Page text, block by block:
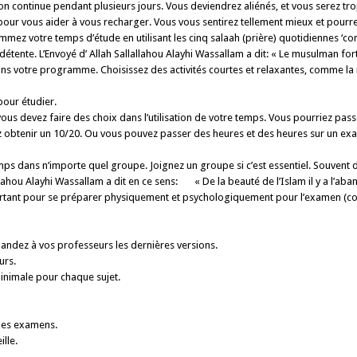
continue pendant plusieurs jours. Vous deviendrez aliénés, et vous serez
vous aider à vous recharger. Vous vous sentirez tellement mieux et
votre temps d’étude en utilisant les cinq salaah (prière) quotidiennes
L’Envoyé d’ Allah Sallallahou Alayhi Wassallam a dit: « Le
votre programme. Choi­sissez des activités courtes et relaxantes, comme
étudier.
devez faire des choix dans l’utilisa­tion de votre temps. Vous pourriez
un 10/20. Ou vous pouvez passer des heures et des heures sur un
dans n’importe quel groupe. Joignez un groupe si c’est essentiel.
Alayhi Wassallam a dit en ce sens: « De la beauté de l’Islam il y a
pour se préparer physiquement et psychologiquement pour l’examen
à vos professeurs les dernières versions.
pour chaque sujet.
examens.